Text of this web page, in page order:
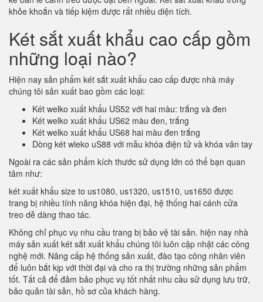
khỏe khoắn và tiếp kiệm được rất nhiều diện tích.
Két sắt xuất khẩu cao cấp gồm
những loại nào?
Hiện nay sản phẩm két sắt xuất khẩu cao cấp được nhà máy
chúng tôi sản xuất bao gồm các loại:
Két welko xuất khẩu US52 với hai màu: trắng và đen
Két welko xuất khẩu US62 màu đen, trắng
Két welko xuất khẩu US68 hai màu đen trắng
Dòng két wleko uS88 với mẫu khóa điện tử và khóa vân tay
Ngoài ra các sản phẩm kích thước sử dụng lớn có thể bạn quan
tâm như:
két xuất khẩu size to us1080, us1320, us1510, us1650 được
trang bị nhiều tính năng khóa hiện đại, hệ thống hai cánh cửa
treo dễ dàng thao tác.
Không chỉ phục vụ nhu cầu trang bị bảo vệ tài sản. hiện nay nhà
máy sản xuất két sắt xuất khẩu chúng tôi luôn cập nhật các công
nghệ mới. Nâng cấp hệ thống sản xuất, đào tạo công nhân viên
để luôn bắt kịp với thời đại và cho ra thị trường những sản phẩm
tốt. Tất cả để đảm bảo phục vụ tốt nhất nhu cầu sử dụng lưu trữ,
bảo quản tài sản, hồ sơ của khách hàng.